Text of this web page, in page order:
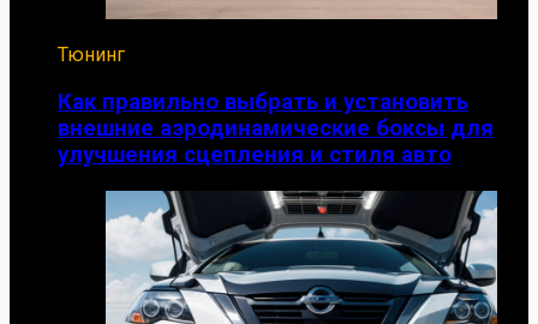
Тюнинг
Как правильно выбрать и установить
внешние аэродинамические боксы для
улучшения сцепления и стиля авто